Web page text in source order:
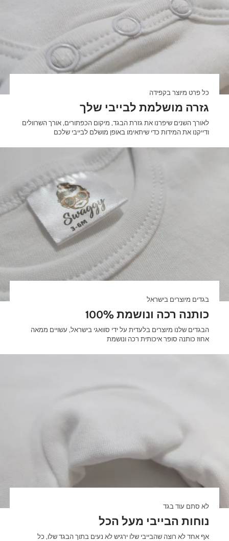
כל פרט מיוצר בקפידה
גזרה מושלמת לבייבי שלך
לאורך השנים שיפרנו את גזרת הבגד, מיקום הכפתורים, אורך השרוולים
ודייקנו את המידות כדי שיתאימו באופן מושלם לבייבי שלכם
בגדים מיוצרים בישראל
100% כותנה רכה ונושמת
הבגדים שלנו מיוצרים בלעדית על ידי סוואגי בישראל, עשויים ממאה
אחוז כותנה סופר איכותית רכה ונושמת
לא סתם עוד בגד
נוחות הבייבי מעל הכל
אף אחד לא רוצה שהבייבי שלו ירגיש לא נעים בתוך הבגד שלו, כל